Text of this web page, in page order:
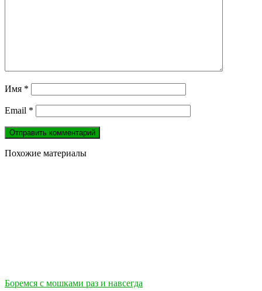
Имя *
Email *
Похожие материалы
Боремся с мошками раз и навсегда